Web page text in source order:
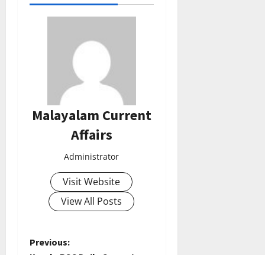
Malayalam Current
Affairs
Administrator
Visit Website
View All Posts
P
Previous: